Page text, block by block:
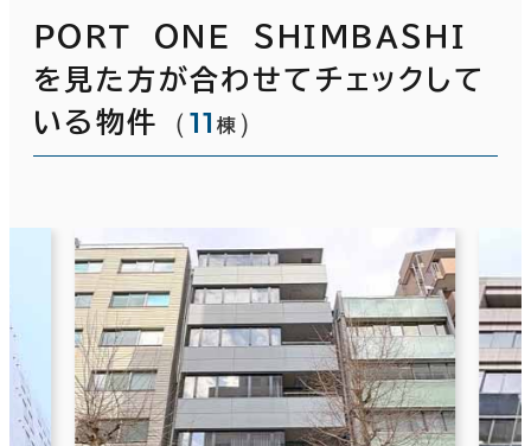
ＰＯＲＴ ＯＮＥ ＳＨＩＭＢＡＳＨＩ
を見た方が合わせてチェックして
いる物件
（11 棟 ）